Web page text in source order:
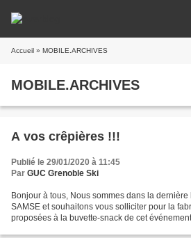
Accueil » MOBILE.ARCHIVES
MOBILE.ARCHIVES
A vos crêpières !!!
Publié le 29/01/2020 à 11:45
Par GUC Grenoble Ski
Bonjour à tous, Nous sommes dans la
SAMSE et souhaitons vous solliciter pour la
proposées à la buvette-snack de cet